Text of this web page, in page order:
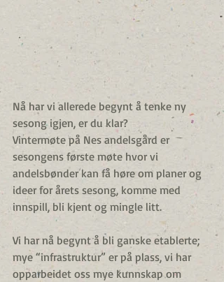
Nå har vi allerede begynt å tenke ny
sesong igjen, er du klar?
Vintermøte på Nes andelsgård er
sesongens første møte hvor vi
andelsbønder kan få høre om planer og
ideer for årets sesong, komme med
innspill, bli kjent og mingle litt.
Vi har nå begynt å bli ganske etablerte;
mye “infrastruktur” er på plass, vi har
opparbeidet oss mye kunnskap om